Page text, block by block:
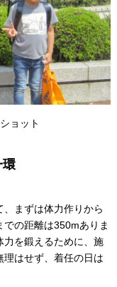
ョット
環
、まずは体力作りから
の距離は350mありま
力を鍛えるために、施
はせず、着任の日は